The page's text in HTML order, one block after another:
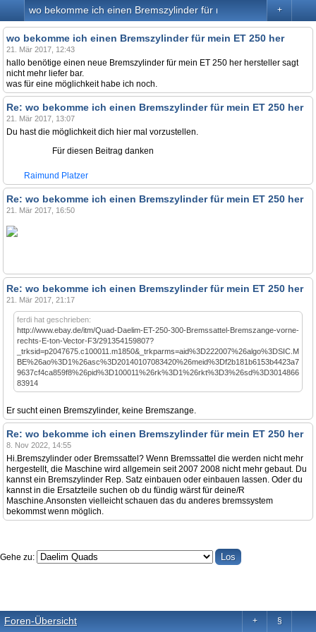
+
wo bekomme ich einen Bremszylinder für mein ET 250 her
wo bekomme ich einen Bremszylinder für mein ET 250 her
21. Mär 2017, 12:43
hallo benötige einen neue Bremszylinder für mein ET 250 her hersteller sagt
nicht mehr liefer bar.
was für eine möglichkeit habe ich noch.
Re: wo bekomme ich einen Bremszylinder für mein ET 250 her
21. Mär 2017, 13:07
Du hast die möglichkeit dich hier mal vorzustellen.
Für diesen Beitrag danken
Raimund Platzer
Re: wo bekomme ich einen Bremszylinder für mein ET 250 her
21. Mär 2017, 16:50
Re: wo bekomme ich einen Bremszylinder für mein ET 250 her
21. Mär 2017, 21:17
ferdi hat geschrieben:
http://www.ebay.de/itm/Quad-Daelim-ET-250-300-Bremssattel-Bremszange-vorne-
rechts-E-ton-Vector-F3/291354159807?
_trksid=p2047675.c100011.m1850&_trkparms=aid%3D222007%26algo%3DSIC.M
BE%26ao%3D1%26asc%3D20140107083420%26meid%3Df2b181b6153b4423a7
9637cf4ca859f8%26pid%3D100011%26rk%3D1%26rkt%3D3%26sd%3D3014866
83914
Er sucht einen Bremszylinder, keine Bremszange.
Re: wo bekomme ich einen Bremszylinder für mein ET 250 her
8. Nov 2022, 14:55
Hi.Bremszylinder oder Bremssattel? Wenn Bremssattel die werden nicht mehr
hergestellt, die Maschine wird allgemein seit 2007 2008 nicht mehr gebaut. Du
kannst ein Bremszylinder Rep. Satz einbauen oder einbauen lassen. Oder du
kannst in die Ersatzteile suchen ob du fündig wärst für deine/R
Maschine.Ansonsten vielleicht schauen das du anderes bremssystem
bekommst wenn möglich.
Gehe zu:
Foren-Übersicht §
+